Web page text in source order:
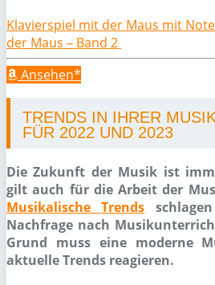
Klavierspiel mit der Maus mit
der Maus – Band 2
Ansehen*
TRENDS IN IHRER
FÜR 2022 UND 2023
Die Zukunft der Musik ist
gilt auch für die Arbeit der
Musikalische Trends
Nachfrage nach
Grund muss eine moderne
aktuelle Trends reagieren.